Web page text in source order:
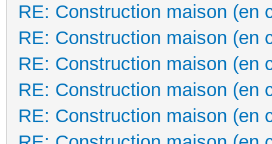
RE: Construction maison (en
RE: Construction maison (en
RE: Construction maison (en
RE: Construction maison (en
RE: Construction maison (en